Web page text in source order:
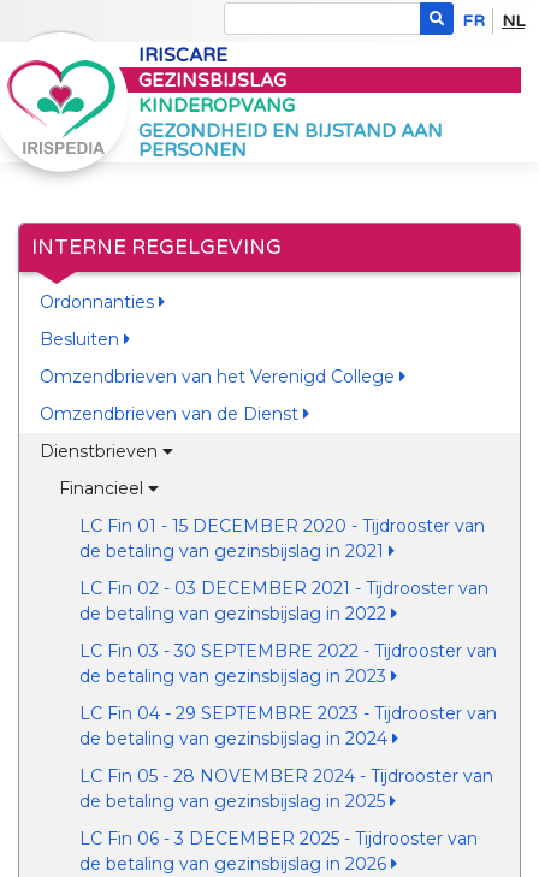
FR NL
IRISCARE
GEZINSBIJSLAG
KINDEROPVANG
GEZONDHEID EN BIJSTAND AAN
PERSONEN
INTERNE REGELGEVING
Ordonnanties
Besluiten
Omzendbrieven van het Verenigd College
Omzendbrieven van de Dienst
Dienstbrieven
Financieel
LC Fin 01 - 15 DECEMBER 2020 - Tijdrooster van
de betaling van gezinsbijslag in 2021
LC Fin 02 - 03 DECEMBER 2021 - Tijdrooster van
de betaling van gezinsbijslag in 2022
LC Fin 03 - 30 SEPTEMBRE 2022 - Tijdrooster van
de betaling van gezinsbijslag in 2023
LC Fin 04 - 29 SEPTEMBRE 2023 - Tijdrooster van
de betaling van gezinsbijslag in 2024
LC Fin 05 - 28 NOVEMBER 2024 - Tijdrooster van
de betaling van gezinsbijslag in 2025
LC Fin 06 - 3 DECEMBER 2025 - Tijdrooster van
de betaling van gezinsbijslag in 2026